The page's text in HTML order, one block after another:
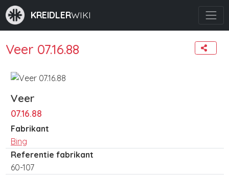
KREIDLERWIKI
Veer 07.16.88
Veer
07.16.88
Fabrikant
Bing
Referentie fabrikant
60-107